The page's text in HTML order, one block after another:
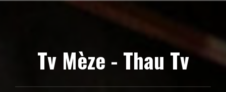
Tv Mèze - Thau Tv